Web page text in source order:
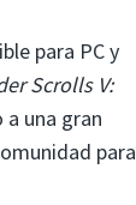
para PC y
Scrolls V:
una gran
para